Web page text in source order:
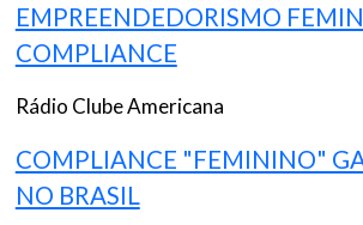
EMPREENDEDORISMO
COMPLIANCE
Rádio Clube Americana
COMPLIANCE "FEMININO"
NO BRASIL